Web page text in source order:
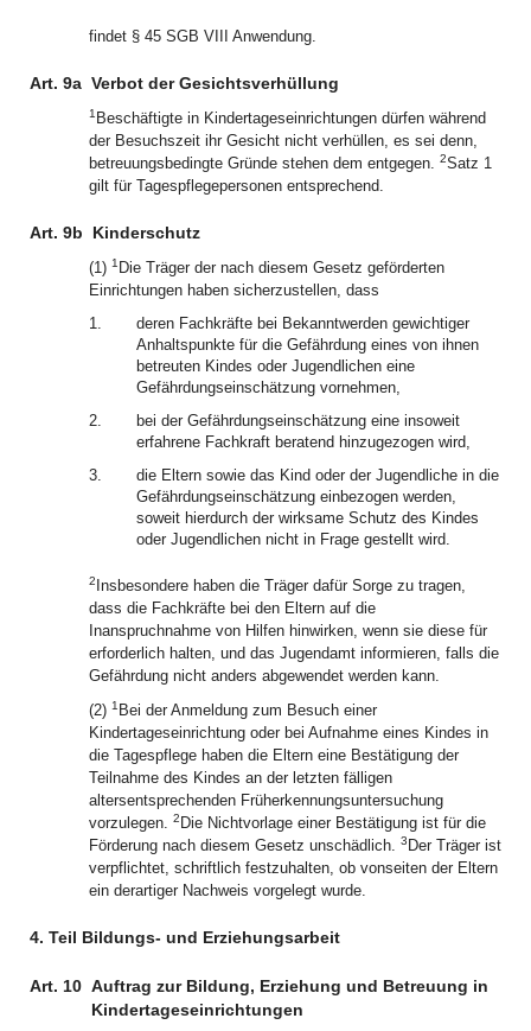
findet § 45 SGB VIII Anwendung.
Art. 9a Verbot der Gesichtsverhüllung
1 Beschäftigte in Kindertageseinrichtungen dürfen während
der Besuchszeit ihr Gesicht nicht verhüllen, es sei denn,
betreuungsbedingte Gründe stehen dem entgegen. 2Satz 1
gilt für Tagespflegepersonen entsprechend.
Art. 9b Kinderschutz
(1) 1 Die Träger der nach diesem Gesetz geförderten
Einrichtungen haben sicherzustellen, dass
1.
deren Fachkräfte bei Bekanntwerden gewichtiger
Anhaltspunkte für die Gefährdung eines von ihnen
betreuten Kindes oder Jugendlichen eine
Gefährdungseinschätzung vornehmen,
2.
bei der Gefährdungseinschätzung eine insoweit
erfahrene Fachkraft beratend hinzugezogen wird,
3.
die Eltern sowie das Kind oder der Jugendliche in die
Gefährdungseinschätzung einbezogen werden,
soweit hierdurch der wirksame Schutz des Kindes
oder Jugendlichen nicht in Frage gestellt wird.
2 Insbesondere haben die Träger dafür Sorge zu tragen,
dass die Fachkräfte bei den Eltern auf die
Inanspruchnahme von Hilfen hinwirken, wenn sie diese für
erforderlich halten, und das Jugendamt informieren, falls die
Gefährdung nicht anders abgewendet werden kann.
(2) 1 Bei der Anmeldung zum Besuch einer
Kindertageseinrichtung oder bei Aufnahme eines Kindes in
die Tagespflege haben die Eltern eine Bestätigung der
Teilnahme des Kindes an der letzten fälligen
altersentsprechenden Früherkennungsuntersuchung
vorzulegen. 2 Die Nichtvorlage einer Bestätigung ist für die
Förderung nach diesem Gesetz unschädlich. 3 Der Träger ist
verpflichtet, schriftlich festzuhalten, ob vonseiten der Eltern
ein derartiger Nachweis vorgelegt wurde.
4. Teil Bildungs- und Erziehungsarbeit
Art. 10 Auftrag zur Bildung, Erziehung und Betreuung in
Kindertageseinrichtungen